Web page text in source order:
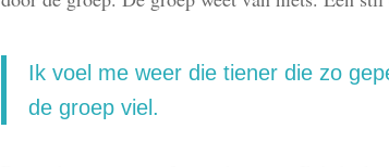
Ik voel me weer die tiener die zo
de groep viel.